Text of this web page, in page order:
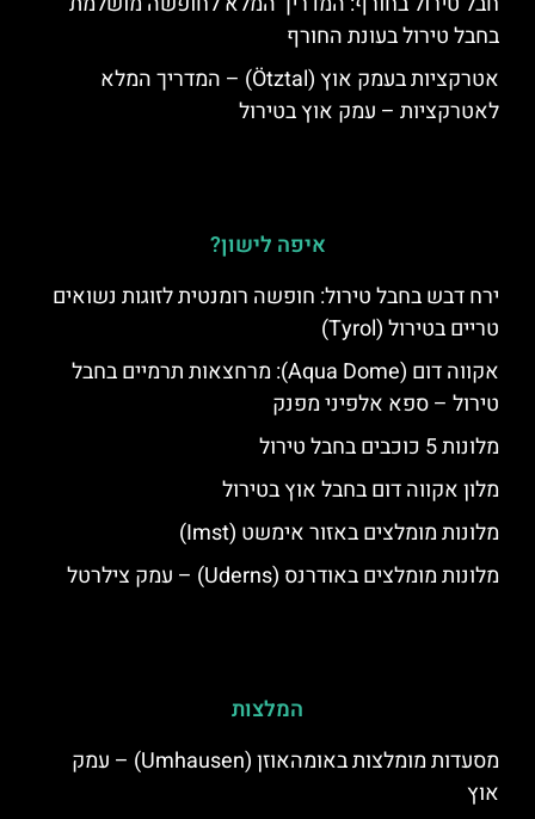
בחבל טירול בעונת החורף
אטרקציות בעמק אוץ (Ötztal) – המדריך המלא
לאטרקציות – עמק אוץ בטירול
איפה לישון?
ירח דבש בחבל טירול: חופשה רומנטית לזוגות נשואים
טריים בטירול (Tyrol)
אקווה דום (Aqua Dome): מרחצאות תרמיים בחבל
טירול – ספא אלפיני מפנק
מלונות 5 כוכבים בחבל טירול
מלון אקווה דום בחבל אוץ בטירול
מלונות מומלצים באזור אימשט (Imst)
מלונות מומלצים באודרנס (Uderns) – עמק צילרטל
המלצות
מסעדות מומלצות באומהאוזן (Umhausen) – עמק
אוץ